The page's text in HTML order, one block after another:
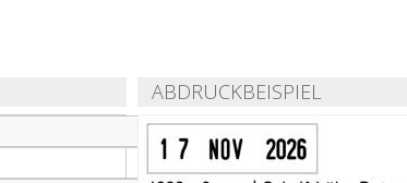
ABDRUCKBEISPIEL